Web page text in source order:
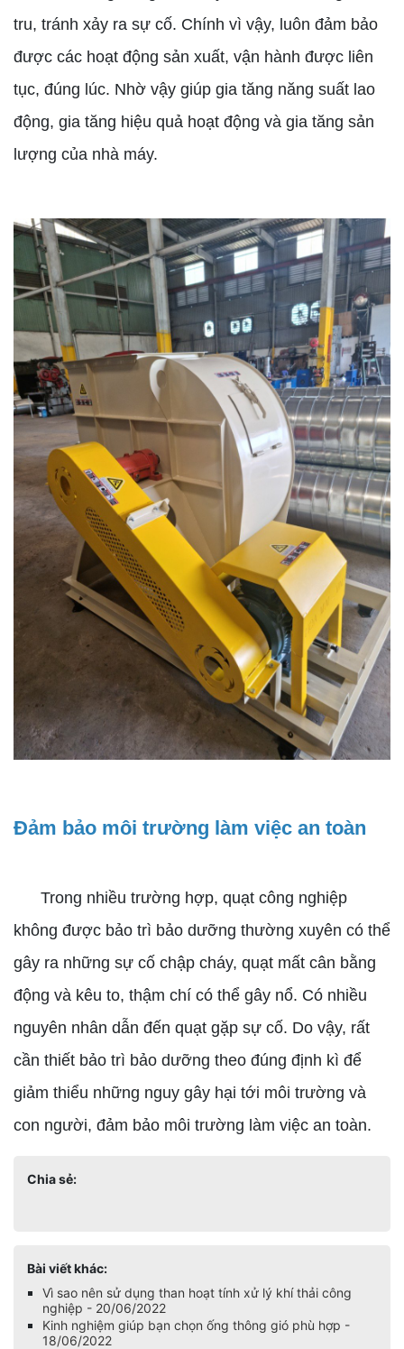
tru, tránh xảy ra sự cố. Chính vì vậy, luôn đảm bảo
được các hoạt động sản xuất, vận hành được liên
tục, đúng lúc. Nhờ vậy giúp gia tăng năng suất lao
động, gia tăng hiệu quả hoạt động và gia tăng sản
lượng của nhà máy.
Đảm bảo môi trường làm việc an toàn
Trong nhiều trường hợp, quạt công nghiệp
không được bảo trì bảo dưỡng thường xuyên có thể
gây ra những sự cố chập cháy, quạt mất cân bằng
động và kêu to, thậm chí có thể gây nổ. Có nhiều
nguyên nhân dẫn đến quạt gặp sự cố. Do vậy, rất
cần thiết bảo trì bảo dưỡng theo đúng định kì để
giảm thiểu những nguy gây hại tới môi trường và
con người, đảm bảo môi trường làm việc an toàn.
Chia sẻ:
Bài viết khác:
Vì sao nên sử dụng than hoạt tính xử lý khí thải công
nghiệp - 20/06/2022
Kinh nghiệm giúp bạn chọn ống thông gió phù hợp -
18/06/2022